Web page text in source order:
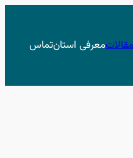
مقالاتمعرفی استانتماس